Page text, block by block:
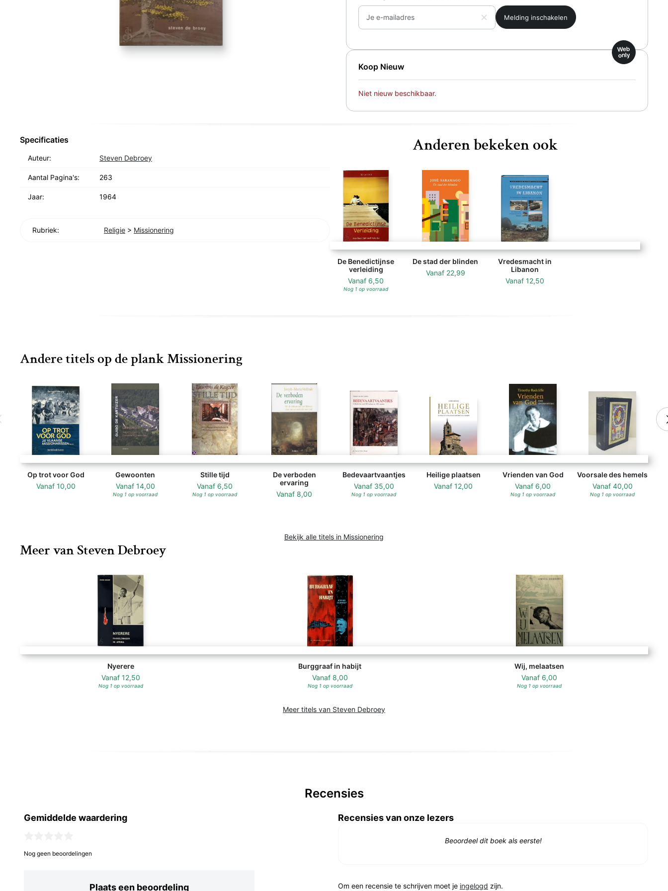
Je e-mailadres
Koop Nieuw
Web
only
Niet nieuw beschikbaar.
Anderen bekeken ook
De Benedictijnse
verleiding
Vanaf 6,50
Nog 1 op voorraad
De stad der blinden
Vanaf 22,99
Vredesmacht in
Libanon
Vanaf 12,50
Specificaties
Auteur: Steven Debroey
Aantal Pagina's: 263
Jaar: 1964
Rubriek: Religie > Missionering
Andere titels op de plank Missionering
Op trot voor God
Vanaf 10,00
Gewoonten
Vanaf 14,00
Nog 1 op voorraad
Stille tijd
Vanaf 6,50
Nog 1 op voorraad
De verboden
ervaring
Vanaf 8,00
Bedevaartvaantjes
Vanaf 35,00
Nog 1 op voorraad
Heilige plaatsen
Vanaf 12,00
Vrienden van God
Vanaf 6,00
Nog 1 op voorraad
Voorsale des hemels
Vanaf 40,00
Nog 1 op voorraad
Bekijk alle titels in Missionering
Meer van Steven Debroey
Nyerere
Vanaf 12,50
Nog 1 op voorraad
Burggraaf in habijt
Vanaf 8,00
Nog 1 op voorraad
Wij, melaatsen
Vanaf 6,00
Nog 1 op voorraad
Meer titels van Steven Debroey
Recensies
Gemiddelde waardering
Nog geen beoordelingen
Plaats een beoordeling
Recensies van onze lezers
Beoordeel dit boek als eerste!
Om een recensie te schrijven moet je ingelogd zijn.